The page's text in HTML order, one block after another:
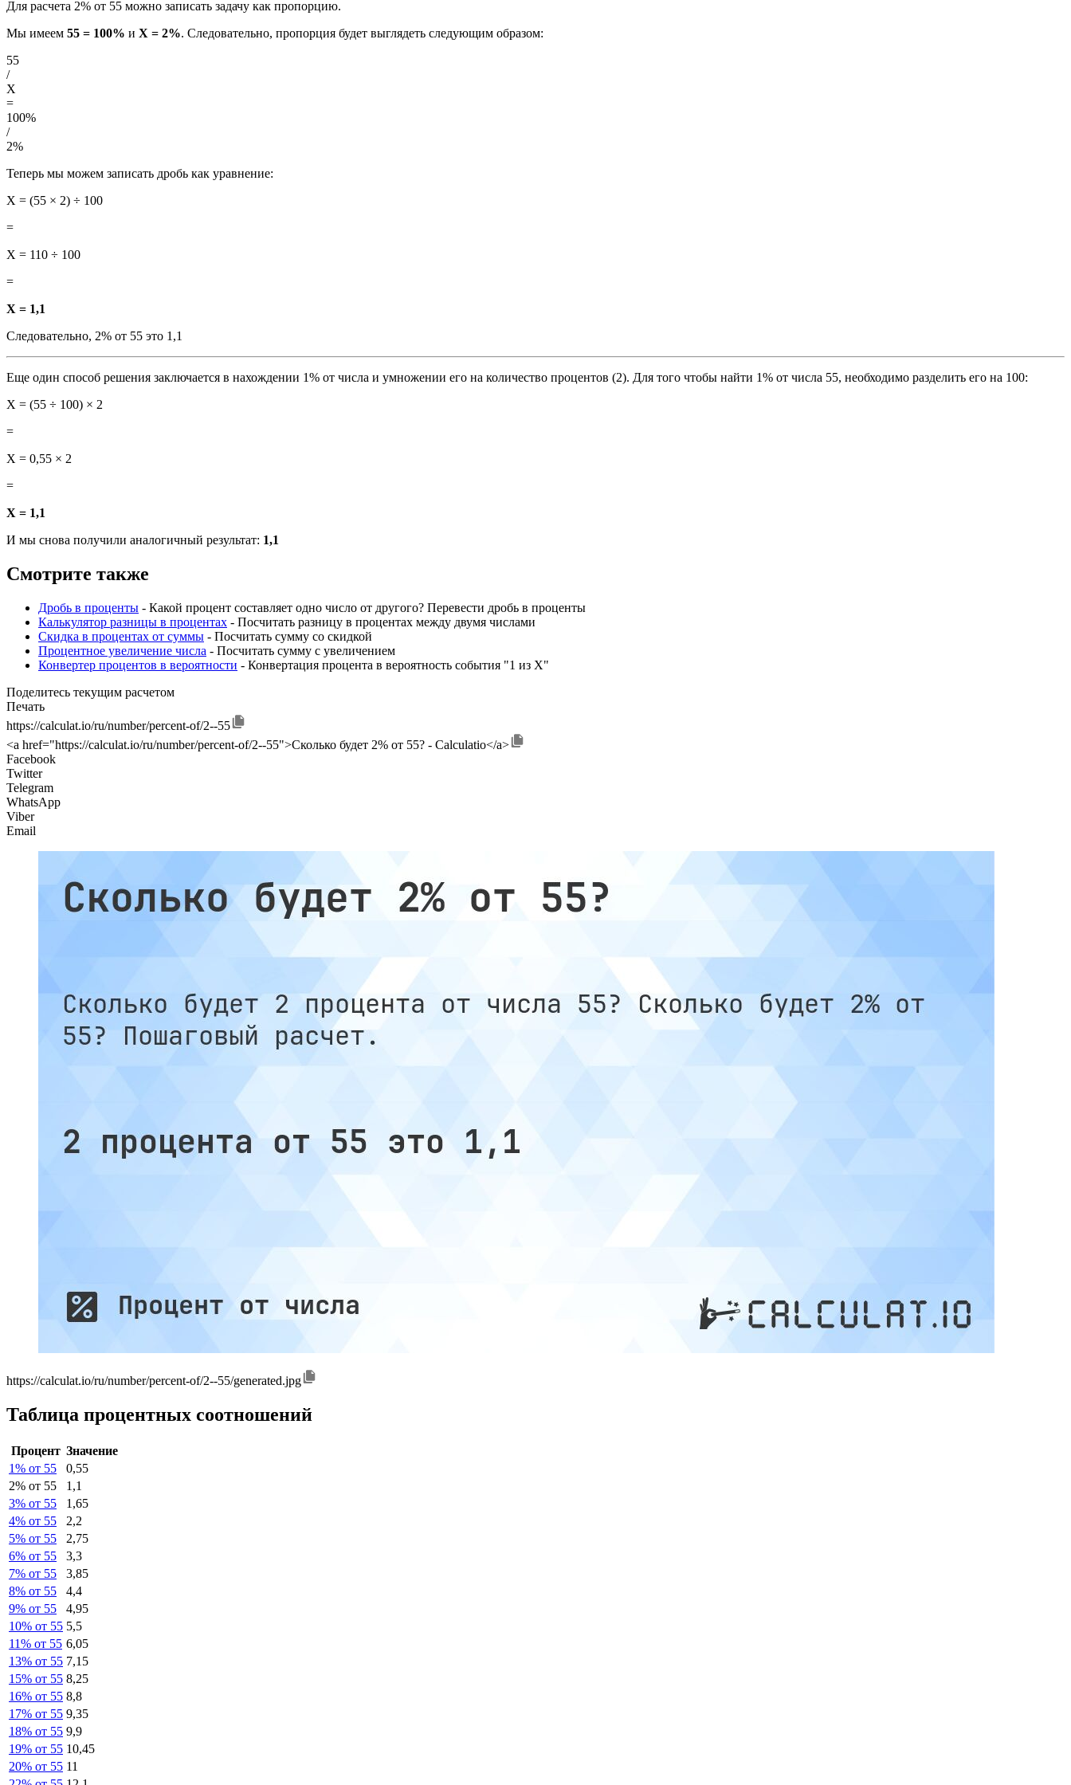
Для расчета 2% от 55 можно записать задачу как пропорцию.
Мы имеем 55 = 100% и X = 2%. Следовательно, пропорция будет выглядеть следующим образом:
55
/
X
=
100%
/
2%
Теперь мы можем записать дробь как уравнение:
X = (55 × 2) ÷ 100
=
X = 110 ÷ 100
=
X = 1,1
Следовательно, 2% от 55 это 1,1
Еще один способ решения заключается в нахождении 1% от числа и умножении его на количество процентов (2). Для того чтобы найти 1% от числа 55, необходимо разделить его на 100:
X = (55 ÷ 100) × 2
=
X = 0,55 × 2
=
X = 1,1
И мы снова получили аналогичный результат: 1,1
Смотрите также
Дробь в проценты - Какой процент составляет одно число от другого? Перевести дробь в проценты
Калькулятор разницы в процентах - Посчитать разницу в процентах между двумя числами
Скидка в процентах от суммы - Посчитать сумму со скидкой
Процентное увеличение числа - Посчитать сумму с увеличением
Конвертер процентов в вероятности - Конвертация процента в вероятность события "1 из X"
Поделитесь текущим расчетом
Печать
https://calculat.io/ru/number/percent-of/2--55
<a href="https://calculat.io/ru/number/percent-of/2--55">Сколько будет 2% от 55? - Calculatio</a>
Facebook
Twitter
Telegram
WhatsApp
Viber
Email
https://calculat.io/ru/number/percent-of/2--55/generated.jpg
Таблица процентных соотношений
Процент Значение
1% от 55
0,55
2% от 55
1,1
3% от 55
1,65
4% от 55
2,2
5% от 55
2,75
6% от 55
3,3
7% от 55
3,85
8% от 55
4,4
9% от 55
4,95
10% от 55 5,5
11% от 55 6,05
13% от 55 7,15
15% от 55 8,25
16% от 55 8,8
17% от 55 9,35
18% от 55 9,9
19% от 55 10,45
20% от 55 11